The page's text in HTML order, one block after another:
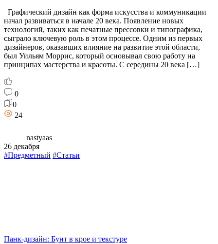
Графический дизайн как форма искусства и коммуникации
начал развиваться в начале 20 века. Появление новых
технологий, таких как печатные прессовки и типографика,
сыграло ключевую роль в этом процессе. Одним из первых
дизайнеров, оказавших влияние на развитие этой области,
был Уильям Моррис, который основывал свою работу на
принципах мастерства и красоты. С середины 20 века […]
0
0
24
nastyaas
26 декабря
#Предметный #Статьи
Панк-дизайн: Бунт в крое и текстуре